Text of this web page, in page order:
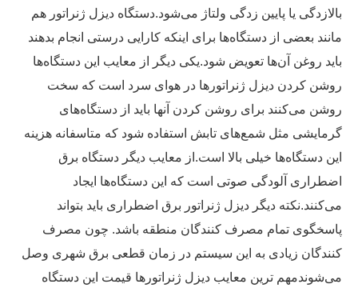
بالازدگی یا پایین زدگی ولتاژ می‌شود.دستگاه دیزل ژنراتور هم
مانند بعضی از دستگاه‌ها برای اینکه کارایی درستی انجام بدهند
باید روغن آن‌ها تعویض شود.یکی دیگر از معایب این دستگاه‌ها
روشن کردن دیزل ژنراتورها در هوای سرد است که سخت
روشن می‌کنند برای روشن کردن آنها باید از دستگاه‌های
گرمایشی مثل شمع‌های تابش استفاده شود که متاسفانه هزینه
این دستگاه‌ها خیلی بالا است. از معایب دیگر دستگاه برق
اضطراری آلودگی صوتی است که این دستگاه‌ها ایجاد
می‌کنند.نکته دیگر دیزل ژنراتور برق اضطراری باید بتواند
پاسخگوی تمام مصرف کنندگان منطقه باشد. چون مصرف
کنندگان زیادی به این سیستم در زمان قطعی برق شهری وصل
می‌شوندمهم ترین معایب دیزل ژنراتورها قیمت این دستگاه